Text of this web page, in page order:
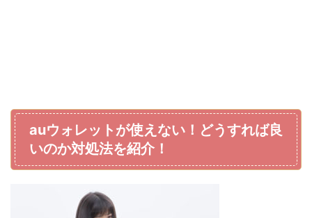
auウォレットが使えない！どうすれば良
いのか対処法を紹介！